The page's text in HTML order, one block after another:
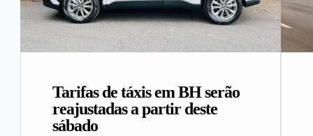
Tarifas de táxis em BH serão
reajustadas a partir deste
sábado